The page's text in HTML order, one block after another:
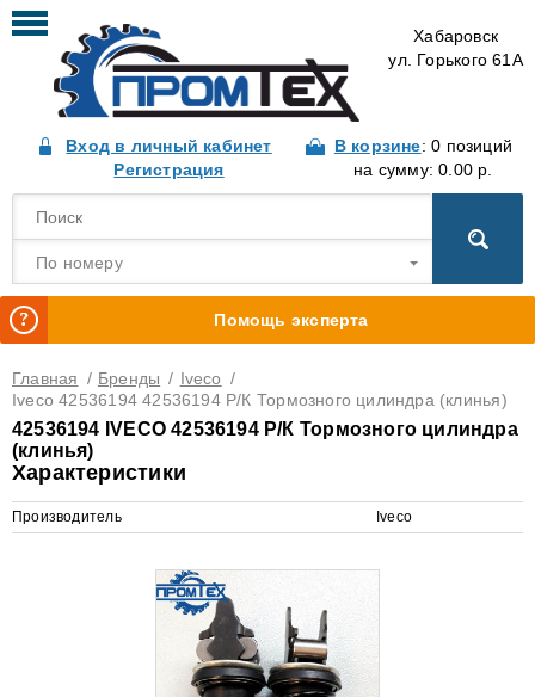
Хабаровск
ул. Горького 61А
Вход в личный кабинет
Регистрация
В корзине: 0 позиций
на сумму: 0.00 р.
По номеру
Помощь эксперта
Главная / Бренды / Iveco /
Iveco 42536194 42536194 Р/К Тормозного цилиндра (клинья)
42536194 IVECO 42536194 Р/К Тормозного цилиндра
(клинья)
Характеристики
Производитель Iveco